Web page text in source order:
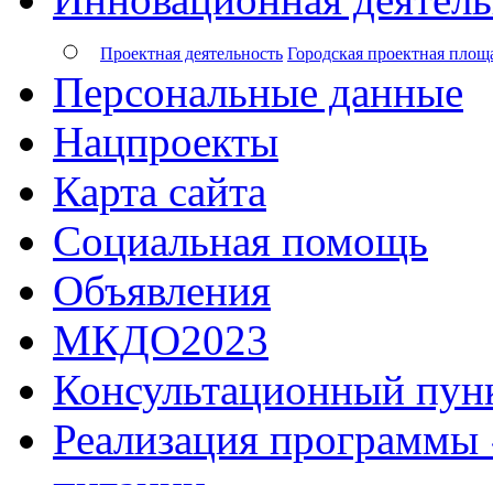
Проектная деятельность Городская проектная
Персональные данные
Нацпроекты
Карта сайта
Социальная помощь
Объявления
МКДО2023
Консультационный
Реализация программы